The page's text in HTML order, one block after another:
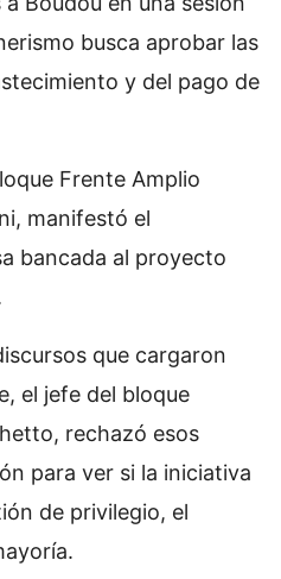
busca aprobar las
y del pago de
Frente Amplio
manifestó el
bancada al proyecto
que cargaron
el jefe del bloque
rechazó esos
para ver si la iniciativa
de privilegio, el